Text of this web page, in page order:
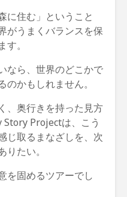
に住む」ということ
がうまくバランスを保
。
なら、世界のどこかで
かもしれません。
、奥行きを持った見方
Projectは、こう
じ取るまなざしを、次
たい。
を固めるツアーでし